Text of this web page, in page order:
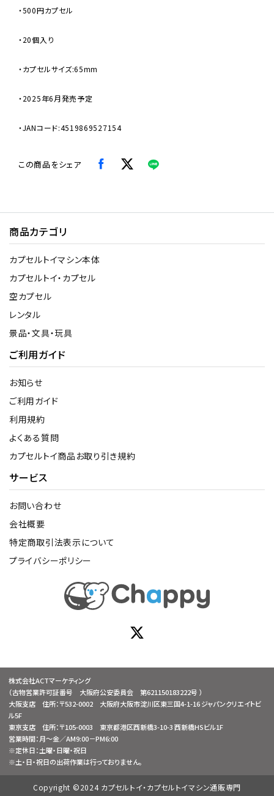
・500円カプセル
・20個入り
・カプセルサイズ:65mm
・2025年6月発売予定
・JANコード:4519869527154
この商品をシェア
商品カテゴリ
カプセルトイマシン本体
カプセルトイ・カプセル
空カプセル
レンタル
景品・文具・玩具
ご利用ガイド
お知らせ
ご利用ガイド
利用規約
よくある質問
カプセルトイ商品お取り引き規約
サービス
お問い合わせ
会社概要
特定商取引法表示について
プライバシーポリシー
株式会社ACTマーケティング
（古物営業許可証番号 大阪府公安委員会 第621150183222号 ）
大阪支店 住所：〒532-0002 大阪府大阪市淀川区東三国4-1-16 ジャパンクリエイトビ
ル5F
東京支店 住所：〒105-0003 東京都港区西新橋3-10-3 西新橋HSビル1F
営業時間：月～金／AM9:00－PM6:00
※定休日：土曜・日曜・祝日
※土・日・祝日の出荷作業は行っておりません。
Copyright ©2024 カプセルトイ・カプセルトイマシン通販専門